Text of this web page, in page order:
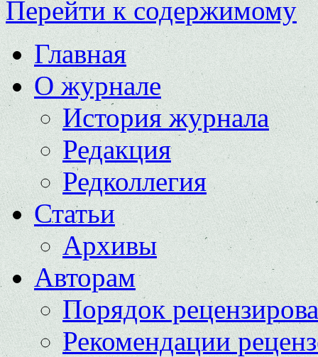
Перейти к содержимому
Главная
О журнале
История журнала
Редакция
Редколлегия
Статьи
Архивы
Авторам
Порядок
Рекомендации